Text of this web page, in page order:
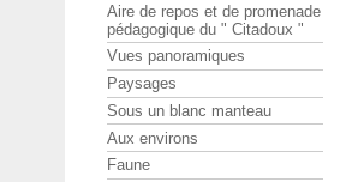
Aire de repos et de promenade
pédagogique du " Citadoux "
Vues panoramiques
Paysages
Sous un blanc manteau
Aux environs
Faune